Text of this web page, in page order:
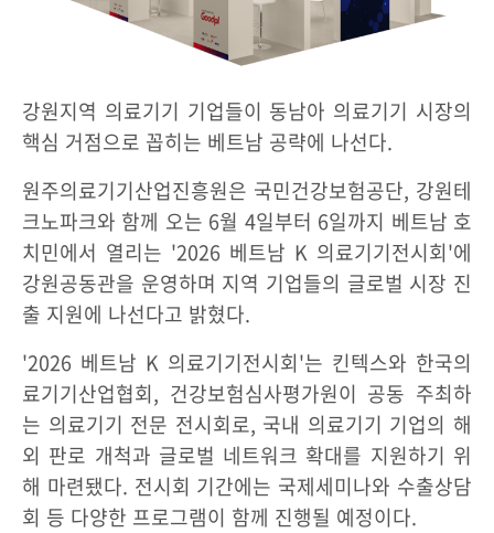
강원지역 의료기기 기업들이 동남아 의료기기 시장의
핵심 거점으로 꼽히는 베트남 공략에 나선다.
원주의료기기산업진흥원은 국민건강보험공단, 강원테
크노파크와 함께 오는 6월 4일부터 6일까지 베트남 호
치민에서 열리는 '2026 베트남 K 의료기기전시회'에
강원공동관을 운영하며 지역 기업들의 글로벌 시장 진
출 지원에 나선다고 밝혔다.
'2026 베트남 K 의료기기전시회'는 킨텍스와 한국의
료기기산업협회, 건강보험심사평가원이 공동 주최하
는 의료기기 전문 전시회로, 국내 의료기기 기업의 해
외 판로 개척과 글로벌 네트워크 확대를 지원하기 위
해 마련됐다. 전시회 기간에는 국제세미나와 수출상담
회 등 다양한 프로그램이 함께 진행될 예정이다.